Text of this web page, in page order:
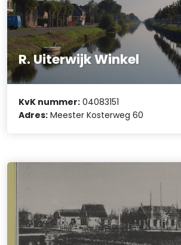
R. Uiterwijk Winkel
KvK nummer: 04083151
Adres: Meester Kosterweg 60